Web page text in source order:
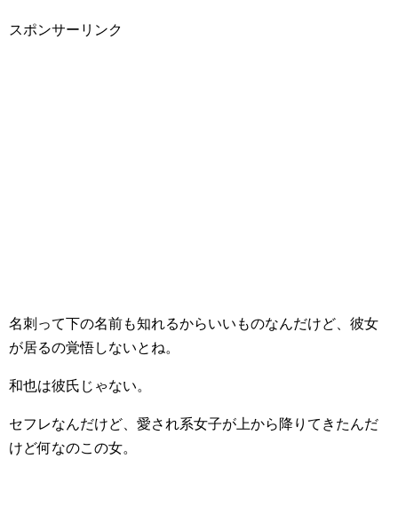
スポンサーリンク
名刺って下の名前も知れるからいいものなんだけど、彼女
が居るの覚悟しないとね。
和也は彼氏じゃない。
セフレなんだけど、愛され系女子が上から降りてきたんだ
けど何なのこの女。